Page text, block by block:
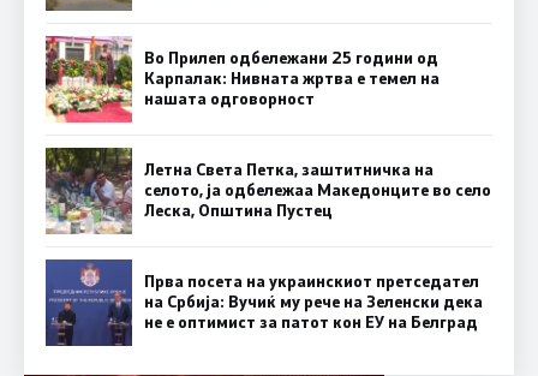
Во Прилеп одбележани 25 години од
Карпалак: Нивната жртва е темел на
нашата одговорност
Летна Света Петка, заштитничка на
селото, ја одбележаа Македонците во село
Леска, Општина Пустец
Прва посета на украинскиот претседател
на Србија: Вучиќ му рече на Зеленски дека
не е оптимист за патот кон ЕУ на Белград